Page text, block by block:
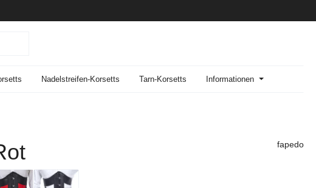
Nadelstreifen-Korsetts Tarn-Korsetts Informationen
fapedo